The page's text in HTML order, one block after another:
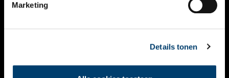
Marketing
Details tonen
VIDEO’S
CONTACT